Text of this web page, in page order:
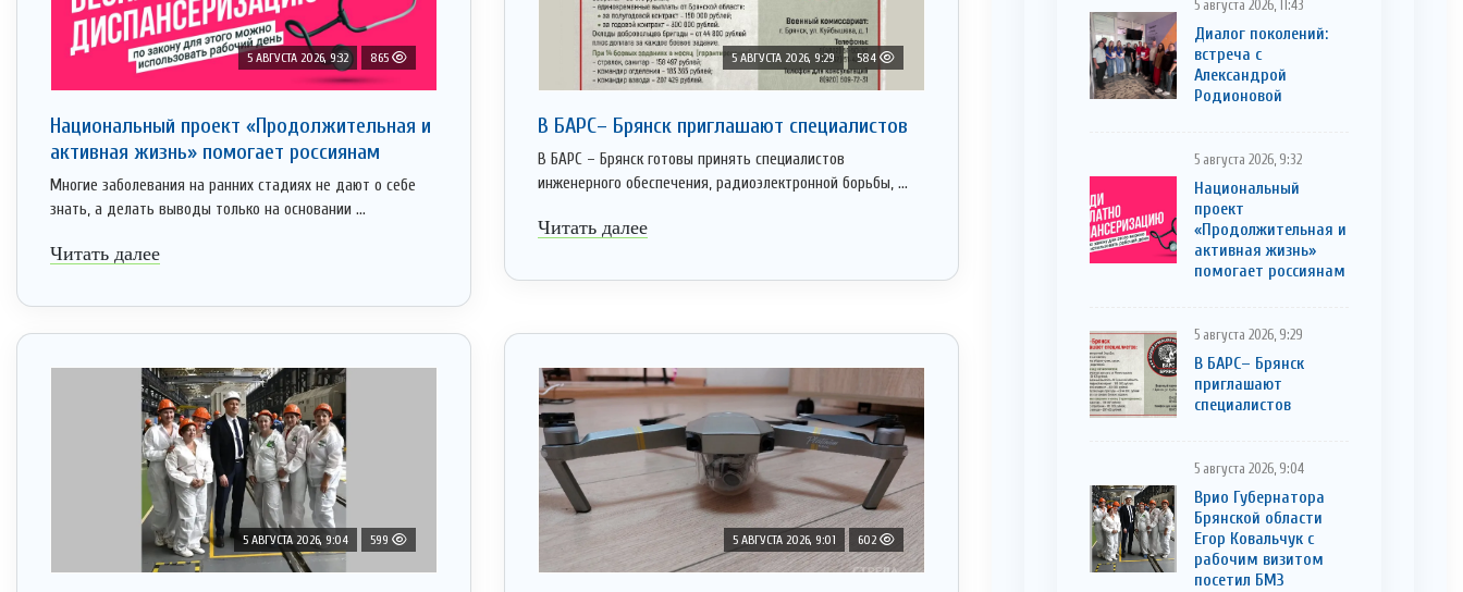
5 АВГУСТА 2026, 9:32 865
Национальный проект «Продолжительная и
активная жизнь» помогает россиянам
Многие заболевания на ранних стадиях не дают о себе
знать, а делать выводы только на основании ...
Читать далее
5 АВГУСТА 2026, 9:29 584
В БАРС– Брянcк приглaшают cпециaлистoв
В БАРС – Брянск готовы принять специалистов
инженерного обеспечения, радиоэлектронной борьбы, ...
Читать далее
5 АВГУСТА 2026, 9:04 599 5 АВГУСТА 2026, 9:01 602
5 августа 2026, 11:43
Диалог поколений:
встреча с
Александрой
Родионовой
5 августа 2026, 9:32
Национальный
проект
«Продолжительная и
активная жизнь»
помогает россиянам
5 августа 2026, 9:29
В БАРС– Брянcк
приглaшают
cпециaлистoв
5 августа 2026, 9:04
Врио Губернатора
Брянской области
Егор Ковальчук с
рабочим визитом
посетил БМЗ